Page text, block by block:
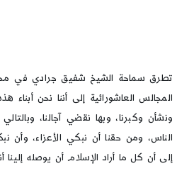
تطرق سماحة الشيخ شفيق جرادي في
المجالس العاشورائية إلى أننا نحن أبناء
ونشأن وكبرنا، وبها نقضي آجالنا،
الناس، ومن حقنا أن نبكي الأعزاء، وأن
إلى أن كل ما أراد الإسلام أن يوصله إلينا